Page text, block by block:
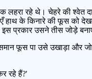
लहरा रहे थे। चेहरे की श्वेत
हाथ के किनारे की फूस को
प्रकार उसने तीस जोड़े
फूस पा उसे उखाड़ा और
रहे हैं?'